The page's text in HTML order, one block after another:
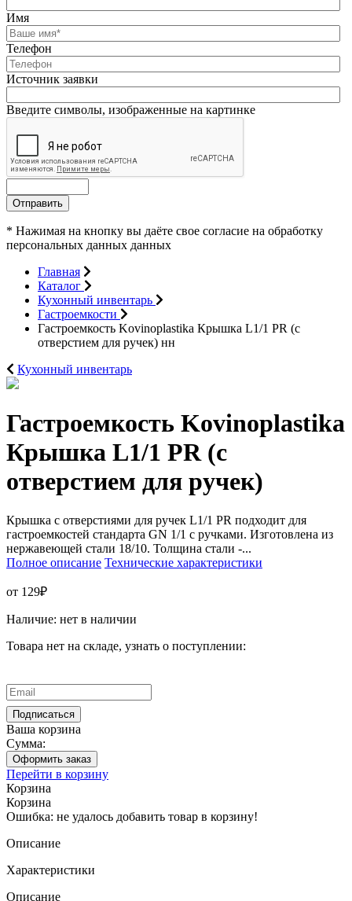
Имя
Телефон
Источник заявки
Введите символы, изображенные на картинке
Отправить
* Нажимая на кнопку вы даёте свое согласие на обработку
персональных данных данных
Главная
Каталог
Кухонный инвентарь
Гастроемкости
Гастроемкость Kovinoplastika Крышка L1/1 PR (c
отверстием для ручек) нн
Кухонный инвентарь
Гастроемкость Kovinoplastika
Крышка L1/1 PR (c
отверстием для ручек)
Крышка с отверстиями для ручек L1/1 PR подходит для
гастроемкостей стандарта GN 1/1 с ручками. Изготовлена из
нержавеющей стали 18/10. Толщина стали -...
Полное описание Технические характеристики
от 129₽
Наличие: нет в наличии
Товара нет на складе, узнать о поступлении:
Ваша корзина
Сумма:
Оформить заказ
Перейти в корзину
Корзина
Корзина
Ошибка: не удалось добавить товар в корзину!
Описание
Характеристики
Описание